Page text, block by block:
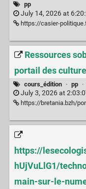
pp
July 14, 2026 at
https://casier-
Ressources
portail des
cours_édition · pp ·
July 3, 2026 at
https://bretania.bzh/
https://
hUjVuLlG1/
main-sur-le-